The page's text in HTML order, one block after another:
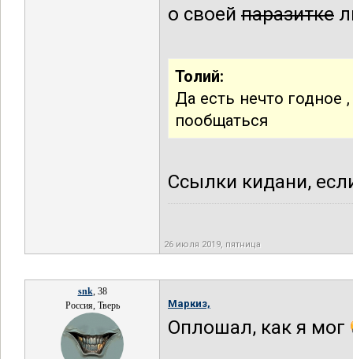
о своей паразитке
Толий:
Да есть нечто
пообщаться
Ссылки кидани,
26 июля 2019, пятница
snk, 38
Россия, Тверь
Маркиз,
Оплошал, как я мог